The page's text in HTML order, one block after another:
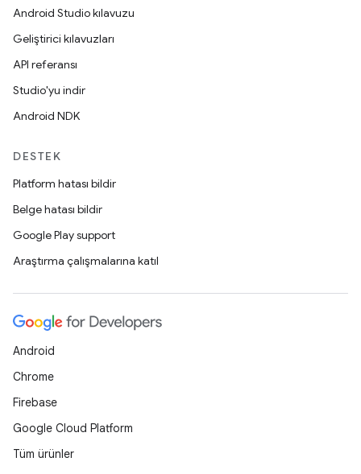
Android Studio kılavuzu
Geliştirici kılavuzları
API referansı
Studio'yu indir
Android NDK
DESTEK
Platform hatası bildir
Belge hatası bildir
Google Play support
Araştırma çalışmalarına katıl
Android
Chrome
Firebase
Google Cloud Platform
Tüm ürünler